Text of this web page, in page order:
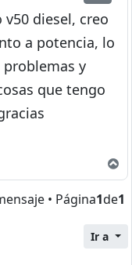
diesel, creo
a potencia, lo
y
que tengo
• Página1de1
Ir a